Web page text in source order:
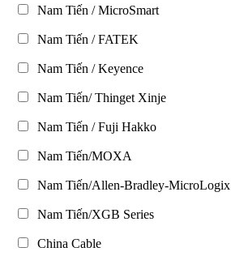
Nam Tiến / MicroSmart
Nam Tiến / FATEK
Nam Tiến / Keyence
Nam Tiến/ Thinget Xinje
Nam Tiến / Fuji Hakko
Nam Tiến/MOXA
Nam Tiến/Allen-Bradley-MicroLogix
Nam Tiến/XGB Series
China Cable